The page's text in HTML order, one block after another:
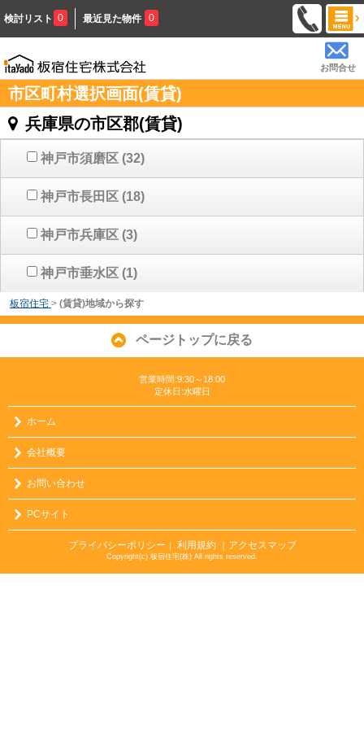
検討リスト 0 最近見た物件 0
お問合せ
市区町村選択画面(賃貸)
兵庫県の市区郡(賃貸)
神戸市須磨区 (32)
神戸市長田区 (18)
神戸市兵庫区 (3)
神戸市垂水区 (1)
板宿住宅 > (賃貸)地域から探す
ページトップに戻る
営業時間:9:30～18:00
定休日:水曜日
ホーム
会社概要
お問い合わせ
PCサイト
プライバシーポリシー ｜ 利用規約 ｜アクセスマップ
Copyright(c) 板宿住宅(株) All rights reserved.